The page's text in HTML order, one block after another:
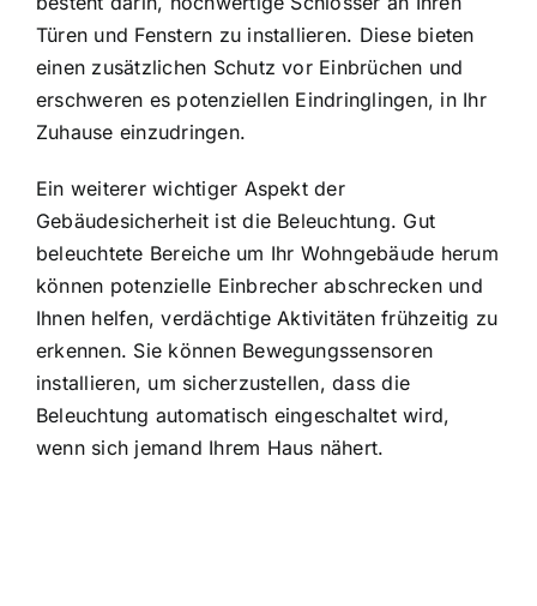
Türen und Fenstern zu installieren. Diese bieten
einen zusätzlichen Schutz vor Einbrüchen und
erschweren es potenziellen Eindringlingen, in Ihr
Zuhause einzudringen.
Ein weiterer wichtiger Aspekt der
Gebäudesicherheit ist die Beleuchtung. Gut
beleuchtete Bereiche um Ihr Wohngebäude herum
können potenzielle Einbrecher abschrecken und
Ihnen helfen, verdächtige Aktivitäten frühzeitig zu
erkennen. Sie können Bewegungssensoren
installieren, um sicherzustellen, dass die
Beleuchtung automatisch eingeschaltet wird,
wenn sich jemand Ihrem Haus nähert.